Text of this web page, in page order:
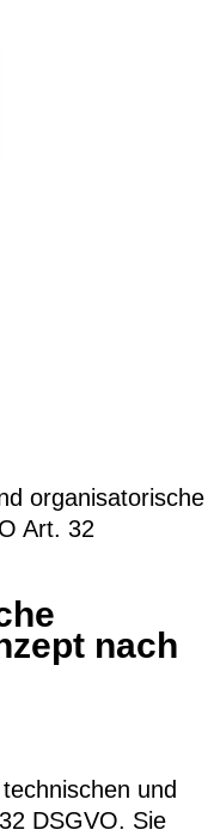
organisatorische
Art. 32
nach
und
DSGVO. Sie